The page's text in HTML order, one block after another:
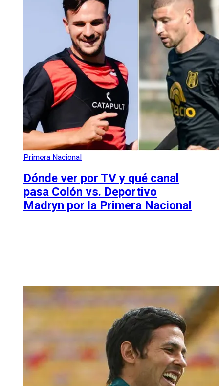
Primera Nacional
Dónde ver por TV y qué canal
pasa Colón vs. Deportivo
Madryn por la Primera Nacional